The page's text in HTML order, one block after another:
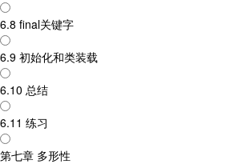
6.8 final关键字
6.9 初始化和类装载
6.10 总结
6.11 练习
第七章 多形性